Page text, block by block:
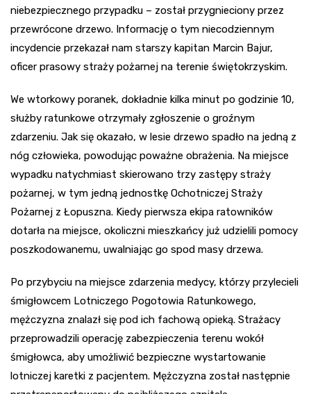
niebezpiecznego przypadku – został przygnieciony przez
przewrócone drzewo. Informację o tym niecodziennym
incydencie przekazał nam starszy kapitan Marcin Bajur,
oficer prasowy straży pożarnej na terenie świętokrzyskim.
We wtorkowy poranek, dokładnie kilka minut po godzinie 10,
służby ratunkowe otrzymały zgłoszenie o groźnym
zdarzeniu. Jak się okazało, w lesie drzewo spadło na jedną z
nóg człowieka, powodując poważne obrażenia. Na miejsce
wypadku natychmiast skierowano trzy zastępy straży
pożarnej, w tym jedną jednostkę Ochotniczej Straży
Pożarnej z Łopuszna. Kiedy pierwsza ekipa ratowników
dotarła na miejsce, okoliczni mieszkańcy już udzielili pomocy
poszkodowanemu, uwalniając go spod masy drzewa.
Po przybyciu na miejsce zdarzenia medycy, którzy przylecieli
śmigłowcem Lotniczego Pogotowia Ratunkowego,
mężczyzna znalazł się pod ich fachową opieką. Strażacy
przeprowadzili operację zabezpieczenia terenu wokół
śmigłowca, aby umożliwić bezpieczne wystartowanie
lotniczej karetki z pacjentem. Mężczyzna został następnie